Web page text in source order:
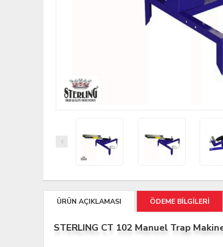
ÜRÜN AÇIKLAMASI ÖDEME BİLGİLERİ
STERLING CT 102 Manuel Trap